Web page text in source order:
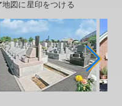
地図に星印をつける